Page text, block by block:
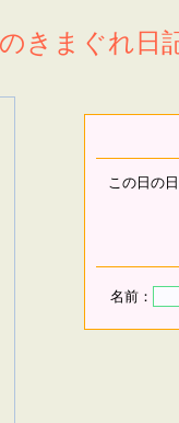
きまぐれ日
この日の
名前：